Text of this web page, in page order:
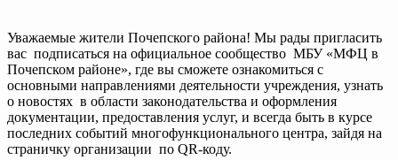
Уважаемые жители Почепского района! Мы рады пригласить
вас подписаться на официальное сообщество МБУ «МФЦ в
Почепском районе», где вы сможете ознакомиться с
основными направлениями деятельности учреждения, узнать
о новостях в области законодательства и оформления
документации, предоставления услуг, и всегда быть в курсе
последних событий многофункционального центра, зайдя на
страничку организации по QR-коду.